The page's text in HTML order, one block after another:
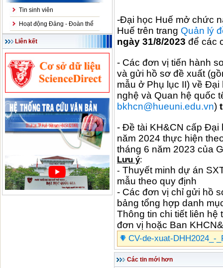
Tin sinh viên
Hoạt động Đảng - Đoàn thể
Liên kết
-Đại học Huế mở chức
Huế trên trang Quản lý
ngày 31/8/2023 để các
- Các đơn vị tiến hành
và gửi hồ sơ đề xuất
mẫu ở Phụ lục II) về
nghệ và Quan hệ quốc
bkhcn@hueuni.edu.vn)
- Đề tài KH&CN cấp Đại
năm 2024 thực hiện
tháng 6 năm 2023 của
Lưu ý:
- Thuyết minh dự án
mẫu theo quy định
- Các đơn vị chỉ gửi hồ
bảng tổng hợp danh
Thông tin chi tiết liên hệ
đơn vị hoặc Ban
CV-de-xuat-DHH2024_-
Các tin mới hơn